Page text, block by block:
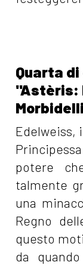
Quarta
"Astèris:
Edelweiss,
potere
talmente
una
Regno
questo
da